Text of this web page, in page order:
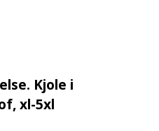
Kjole i
xl-5xl